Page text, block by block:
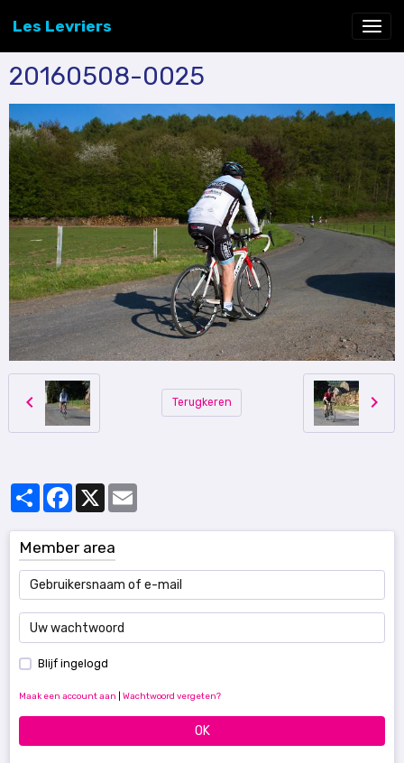
Les Levriers
20160508-0025
Terugkeren
PartagerFacebook
X
Member area
Blijf ingelogd
Maak een account aan Wachtwoord vergeten?
OK